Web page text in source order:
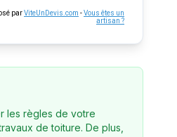
parViteUnDevis.com -Vous êtes un
artisan ?
les règles de votre
de toiture. De plus,